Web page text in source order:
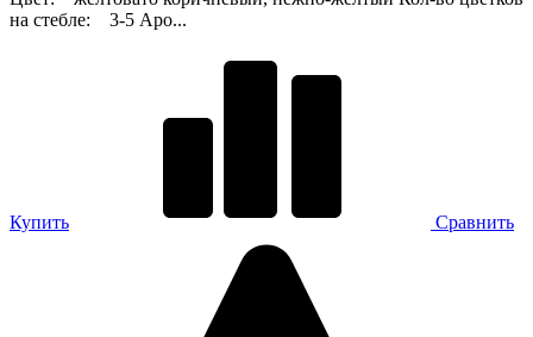
на стебле: 3-5 Аро...
Купить Сравнить